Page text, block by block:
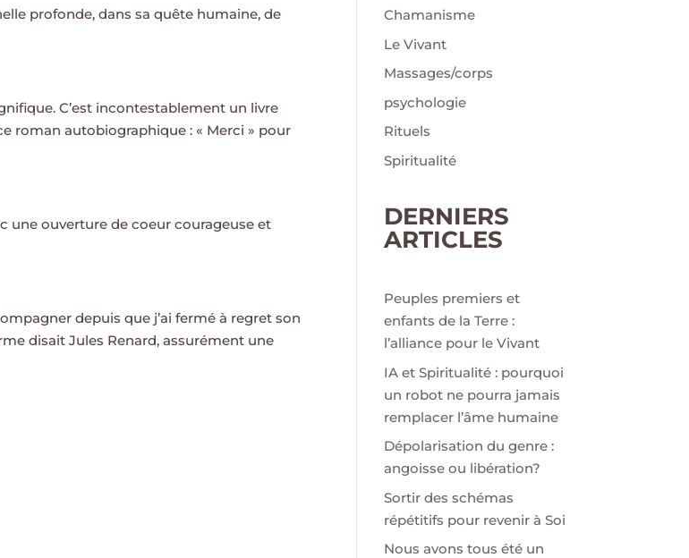
profonde, dans sa quête humaine, de
C’est incontestablement un livre
roman autobiographique : « Merci » pour
une ouverture de coeur courageuse et
depuis que j’ai fermé à regret son
disait Jules Renard, assurément une
Chamanisme
Le Vivant
Massages/corps
psychologie
Rituels
Spiritualité
DERNIERS
ARTICLES
Peuples premiers et
enfants de la Terre :
l’alliance pour le Vivant
IA et Spiritualité : pourquoi
un robot ne pourra jamais
remplacer l’âme humaine
Dépolarisation du genre :
angoisse ou libération?
Sortir des schémas
répétitifs pour revenir à Soi
Nous avons tous été un